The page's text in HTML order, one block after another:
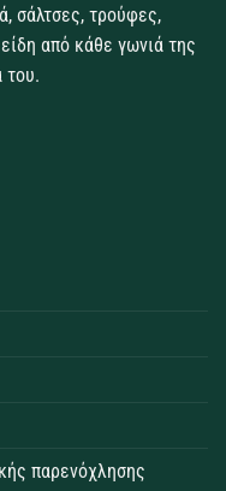
σάλτσες, τρούφες,
από κάθε γωνιά της
του.
παρενόχλησης